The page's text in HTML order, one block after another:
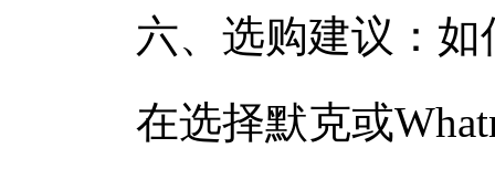
六、选购建议：如
在选择默克或